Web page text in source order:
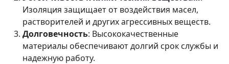
Изоляция защищает от воздействия масел,
растворителей и других агрессивных веществ.
Долговечность: Высококачественные
материалы обеспечивают долгий срок службы и
надежную работу.